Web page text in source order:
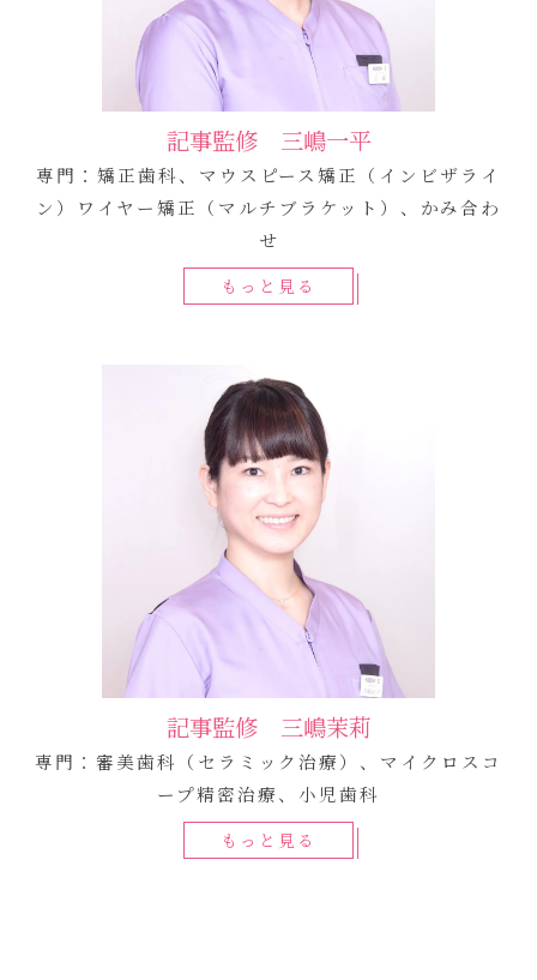
記事監修 三嶋一平
専門：矯正歯科、マウスピース矯正（インビザライ
ン）ワイヤー矯正（マルチブラケット）、かみ合わ
せ
もっと見る
記事監修 三嶋茉莉
専門：審美歯科（セラミック治療）、マイクロスコ
ープ精密治療、小児歯科
もっと見る